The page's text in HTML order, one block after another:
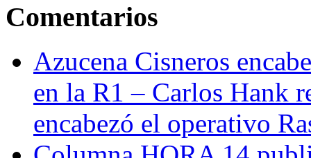
Comentarios
Azucena Cisneros
en la R1 – Carlos Hank
encabezó el operativo